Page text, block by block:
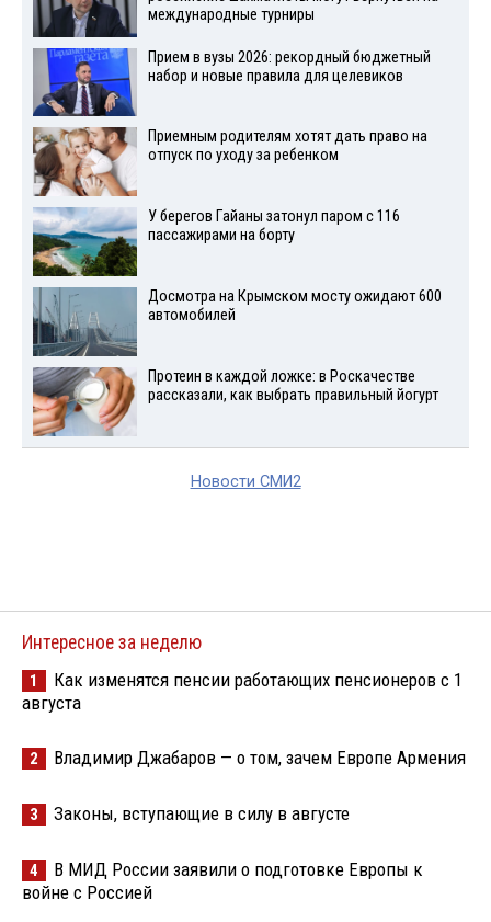
международные турниры
Прием в вузы 2026: рекордный бюджетный
набор и новые правила для целевиков
Приемным родителям хотят дать право на
отпуск по уходу за ребенком
У берегов Гайаны затонул паром с 116
пассажирами на борту
Досмотра на Крымском мосту ожидают 600
автомобилей
Протеин в каждой ложке: в Роскачестве
рассказали, как выбрать правильный йогурт
Новости СМИ2
Интересное за неделю
1
Как изменятся пенсии работающих пенсионеров с 1
августа
2 Владимир Джабаров — о том, зачем Европе Армения
3 Законы, вступающие в силу в августе
4
В МИД России заявили о подготовке Европы к
войне с Россией